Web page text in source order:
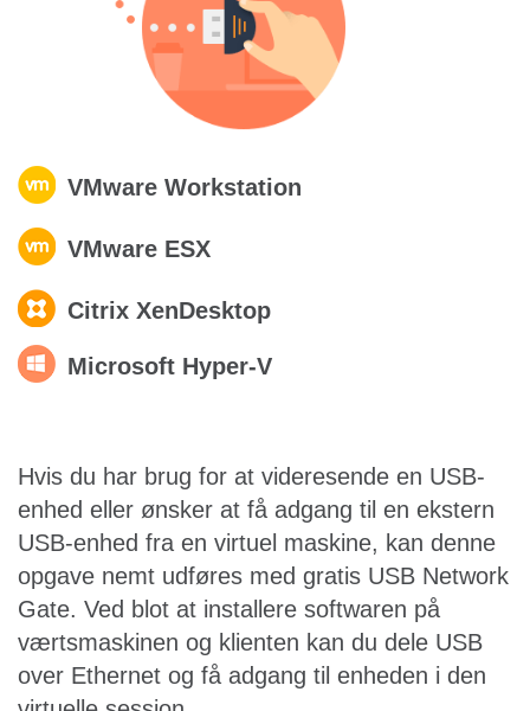
VMware Workstation
VMware ESX
Citrix XenDesktop
Microsoft Hyper-V
Hvis du har brug for at videresende en USB-
enhed eller ønsker at få adgang til en ekstern
USB-enhed fra en virtuel maskine, kan denne
opgave nemt udføres med gratis USB Network
Gate. Ved blot at installere softwaren på
værtsmaskinen og klienten kan du dele USB
over Ethernet og få adgang til enheden i den